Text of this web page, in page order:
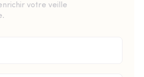
votre veille